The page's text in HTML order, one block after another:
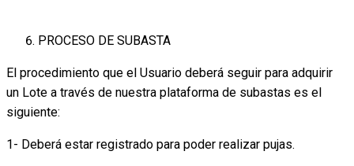
PROCESO DE SUBASTA
El procedimiento que el Usuario deberá seguir para adquirir
un Lote a través de nuestra plataforma de subastas es el
siguiente:
1- Deberá estar registrado para poder realizar pujas.